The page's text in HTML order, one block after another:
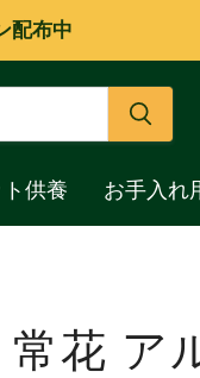
配布中
供養 お手入れ
常花 ア